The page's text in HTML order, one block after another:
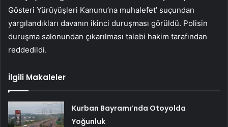
Gösteri Yürüyüşleri Kanunu’na muhalefet’ suçundan
yargılandıkları davanın ikinci duruşması görüldü. Polisin
duruşma salonundan çıkarılması talebi hakim tarafından
reddedildi.
İlgili Makaleler
Kurban Bayramı’nda Otoyolda
Yoğunluk